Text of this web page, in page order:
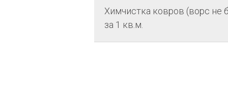
Химчистка ковров (ворс не
за 1 кв.м.